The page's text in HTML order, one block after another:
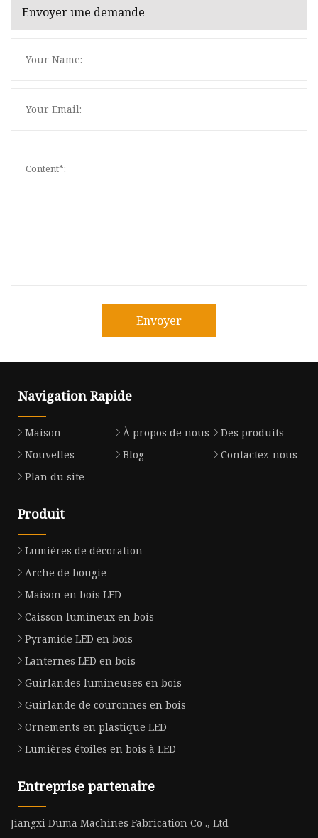
Envoyer une demande
Envoyer
Navigation Rapide
Maison À propos de nous
Des produits
Nouvelles
Blog
Contactez-nous
Plan du site
Produit
Lumières de décoration
Arche de bougie
Maison en bois LED
Caisson lumineux en bois
Pyramide LED en bois
Lanternes LED en bois
Guirlandes lumineuses en bois
Guirlande de couronnes en bois
Ornements en plastique LED
Lumières étoiles en bois à LED
Entreprise partenaire
Jiangxi Duma Machines Fabrication Co ., Ltd